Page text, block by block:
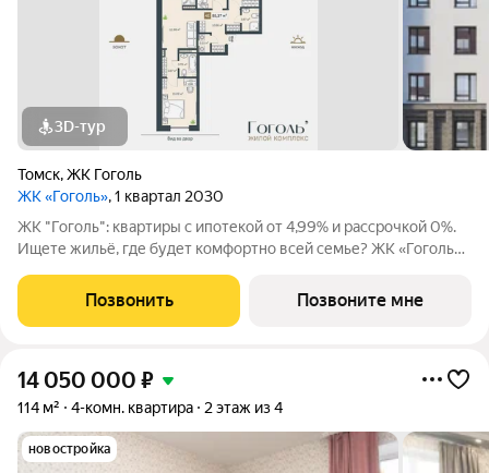
3D-тур
Томск,ЖК Гоголь
ЖК «Гоголь», 1 квартал 2030
ЖК "Гоголь": квартиры с ипотекой от 4,99% и рассрочкой 0%.
Ищете жильё, где будет комфортно всей семье? ЖК «Гоголь»
удобство. Представьте утро: ребёнок идёт в школу 5 минут
пешком, вы пьёте
Позвонить Позвоните мне
14 050 000 ₽
114 м² 4-комн. квартира 2 этаж из 4
новостройка